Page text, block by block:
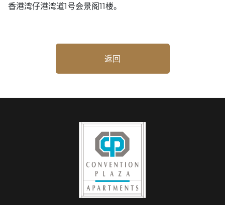
香港湾仔港湾道1号会景阁11楼。
返回